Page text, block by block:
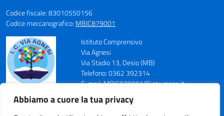
Abbiamo a cuore la tua privacy
Codice fiscale: 83010550156
Codice meccanografico: MBIC879001
Istituto Comprensivo
Via Agnesi
Via Stadio 13, Desio (MB)
Telefono: 0362 392314
E-mail: MBIC879001@istruzione.it
PEC: MBIC879001@pec.istruzione.it
Codice Meccanografico: MBIC879001